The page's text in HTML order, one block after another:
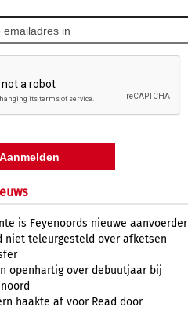
is Feyenoords nieuwe aanvoerder
niet teleurgesteld over afketsen
openhartig over debuutjaar bij
haakte af voor Read door